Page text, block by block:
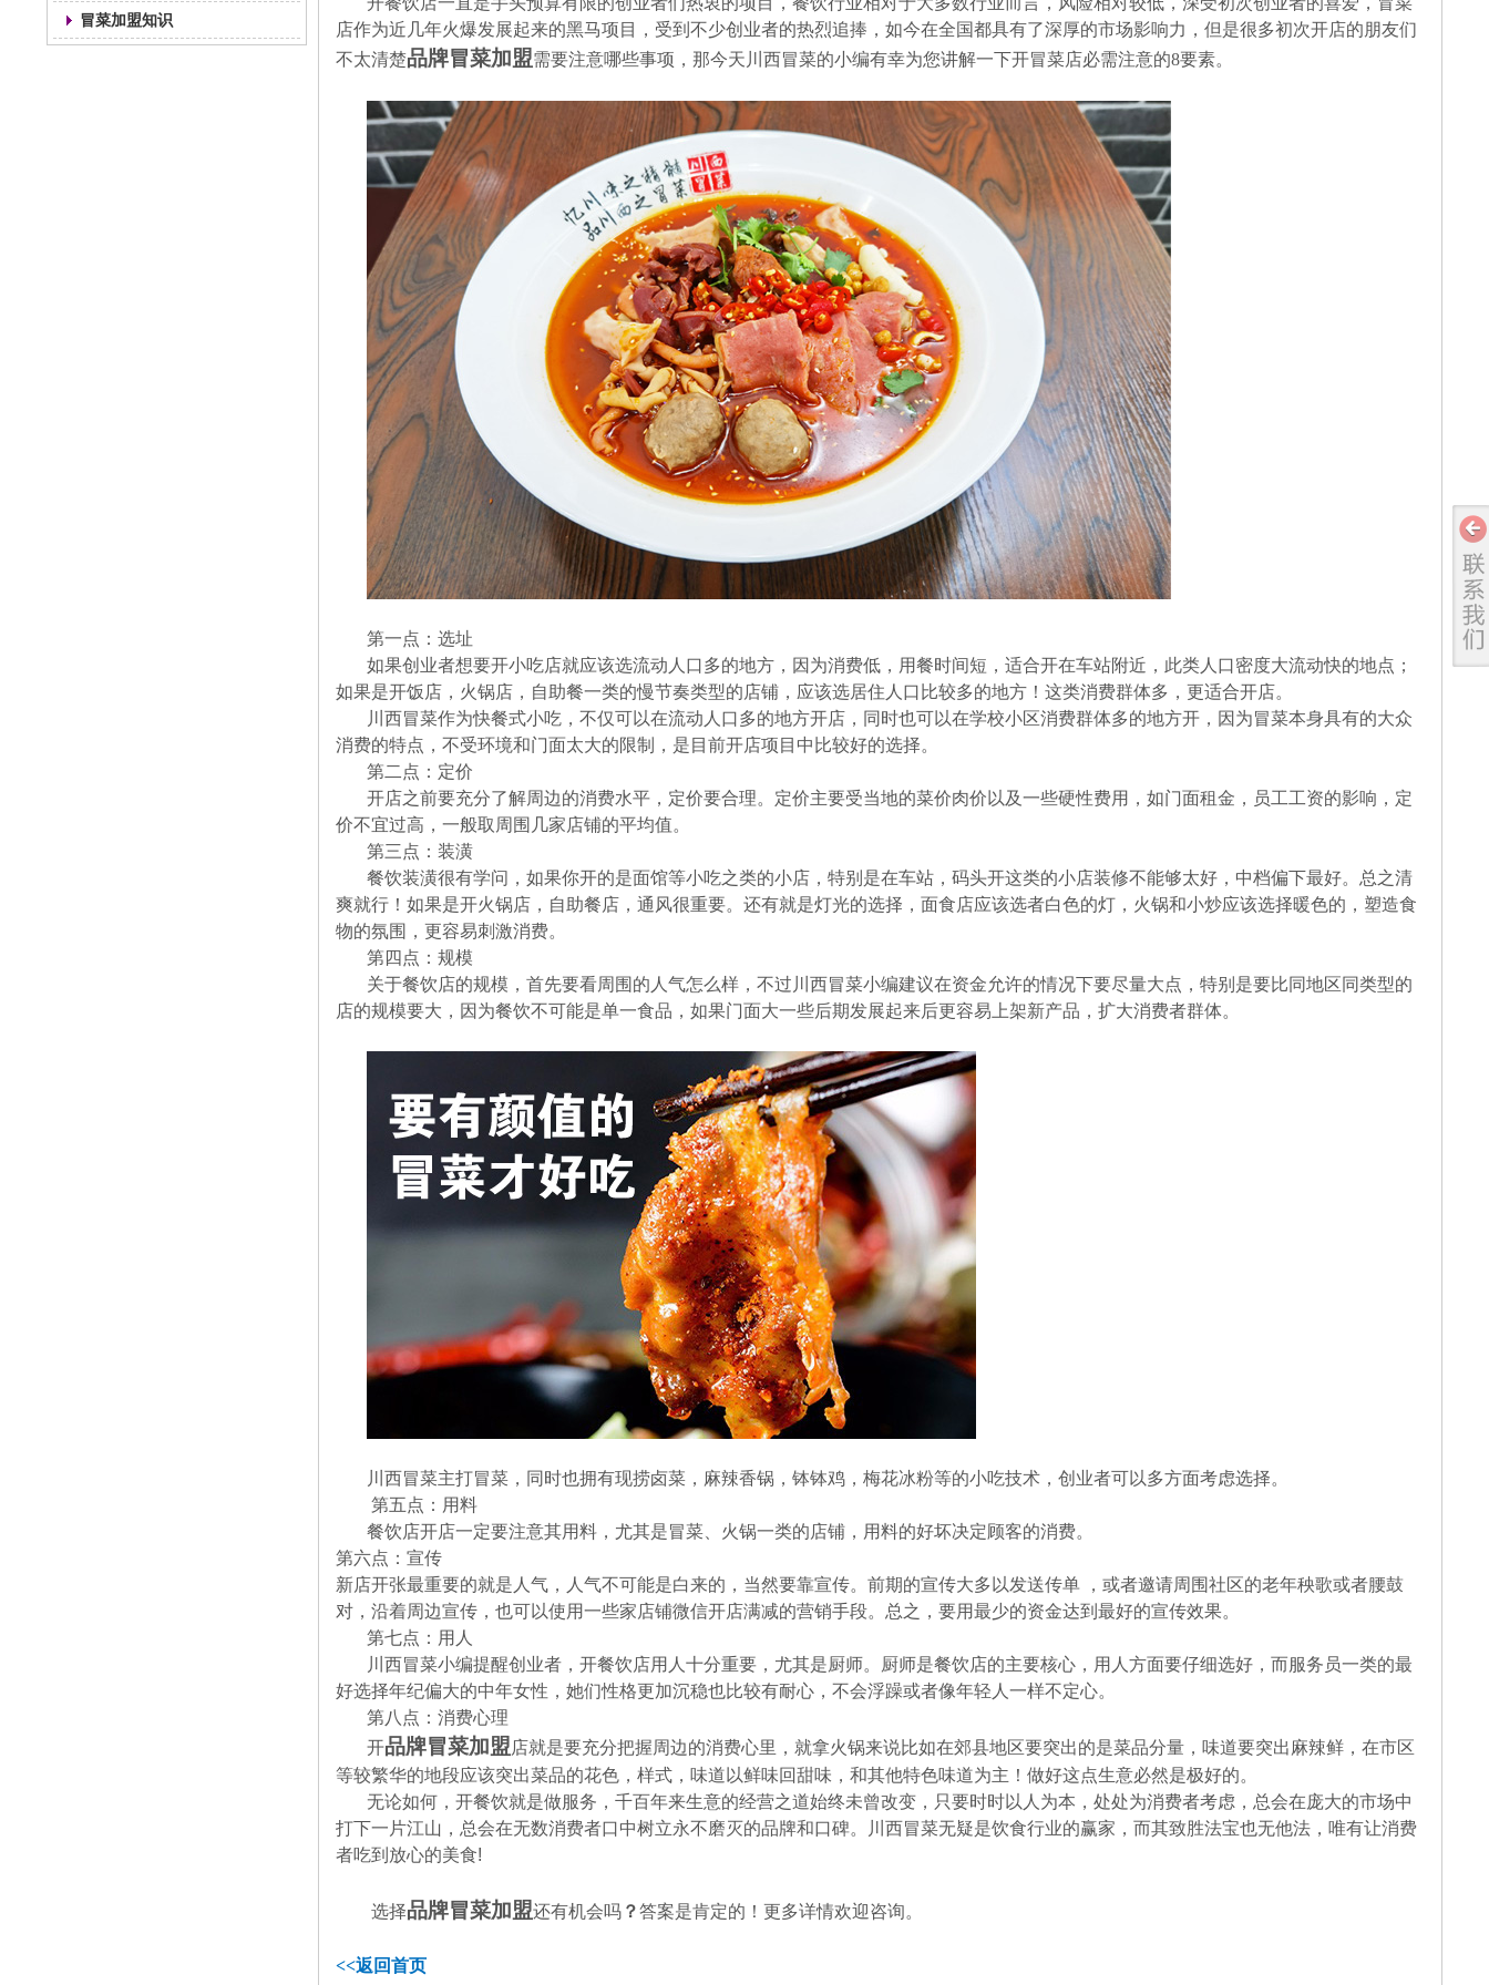
冒菜加盟知识
店作为近几年火爆发展起来的黑马项目，受到不少创业者的热烈追捧，如今在全国都具有了深厚的市场影响力，但是很多初次开店的朋友们
不太清楚品牌冒菜加盟需要注意哪些事项，那今天川西冒菜的小编有幸为您讲解一下开冒菜店必需注意的8要素。
第一点：选址
如果创业者想要开小吃店就应该选流动人口多的地方，因为消费低，用餐时间短，适合开在车站附近，此类人口密度大流动快的地点；
如果是开饭店，火锅店，自助餐一类的慢节奏类型的店铺，应该选居住人口比较多的地方！这类消费群体多，更适合开店。
川西冒菜作为快餐式小吃，不仅可以在流动人口多的地方开店，同时也可以在学校小区消费群体多的地方开，因为冒菜本身具有的大众
消费的特点，不受环境和门面太大的限制，是目前开店项目中比较好的选择。
第二点：定价
开店之前要充分了解周边的消费水平，定价要合理。定价主要受当地的菜价肉价以及一些硬性费用，如门面租金，员工工资的影响，定
价不宜过高，一般取周围几家店铺的平均值。
第三点：装潢
餐饮装潢很有学问，如果你开的是面馆等小吃之类的小店，特别是在车站，码头开这类的小店装修不能够太好，中档偏下最好。总之清
爽就行！如果是开火锅店，自助餐店，通风很重要。还有就是灯光的选择，面食店应该选者白色的灯，火锅和小炒应该选择暖色的，塑造食
物的氛围，更容易刺激消费。
第四点：规模
关于餐饮店的规模，首先要看周围的人气怎么样，不过川西冒菜小编建议在资金允许的情况下要尽量大点，特别是要比同地区同类型的
店的规模要大，因为餐饮不可能是单一食品，如果门面大一些后期发展起来后更容易上架新产品，扩大消费者群体。
川西冒菜主打冒菜，同时也拥有现捞卤菜，麻辣香锅，钵钵鸡，梅花冰粉等的小吃技术，创业者可以多方面考虑选择。
第五点：用料
餐饮店开店一定要注意其用料，尤其是冒菜、火锅一类的店铺，用料的好坏决定顾客的消费。
第六点：宣传
新店开张最重要的就是人气，人气不可能是白来的，当然要靠宣传。前期的宣传大多以发送传单 ，或者邀请周围社区的老年秧歌或者腰鼓
对，沿着周边宣传，也可以使用一些家店铺微信开店满减的营销手段。总之，要用最少的资金达到最好的宣传效果。
第七点：用人
川西冒菜小编提醒创业者，开餐饮店用人十分重要，尤其是厨师。厨师是餐饮店的主要核心，用人方面要仔细选好，而服务员一类的最
好选择年纪偏大的中年女性，她们性格更加沉稳也比较有耐心，不会浮躁或者像年轻人一样不定心。
第八点：消费心理
开品牌冒菜加盟店就是要充分把握周边的消费心里，就拿火锅来说比如在郊县地区要突出的是菜品分量，味道要突出麻辣鲜，在市区
等较繁华的地段应该突出菜品的花色，样式，味道以鲜味回甜味，和其他特色味道为主！做好这点生意必然是极好的。
无论如何，开餐饮就是做服务， 千百年来生意的经营之道始终未曾改变，只要时时以人为本，处处为消费者考虑，总会在庞大的市场中
打下一片江山，总会在无数消费者口中树立永不磨灭的品牌和口碑。川西冒菜无疑是饮食行业的赢家，而其致胜法宝也无他法，唯有让消费
者吃到放心的美食!
选择品牌冒菜加盟还有机会吗 ？答案是肯定的！更多详情欢迎咨询。
<<返回首页